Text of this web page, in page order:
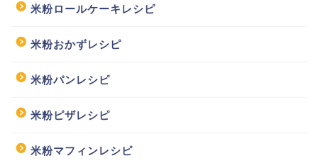
米粉ロールケーキレシピ
米粉おかずレシピ
米粉パンレシピ
米粉ピザレシピ
米粉マフィンレシピ